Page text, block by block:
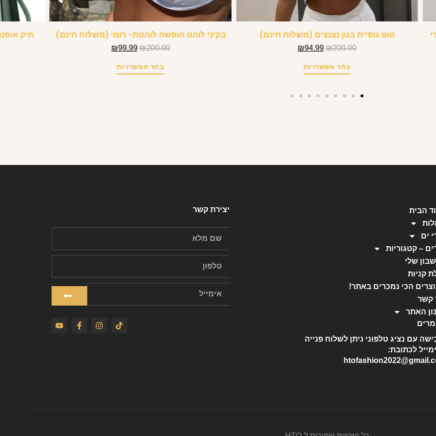
טופ גופיית בטן נצנצים (משלוח חינם)
₪200.00
₪94.99
בחר אפשרויות
בקיני לוהט חופשה לוהטת- רומי (משלוח חינם)
₪200.00
₪99.99
בחר אפשרויות
תיק
הבית
ים
– קטגוריות
שלי
קניות
הכי נמכרים באתר!
קשר
האתר
עם נציג טלפוני ניתן לשלוח פנייה
לכתובת:
יצירת קשר